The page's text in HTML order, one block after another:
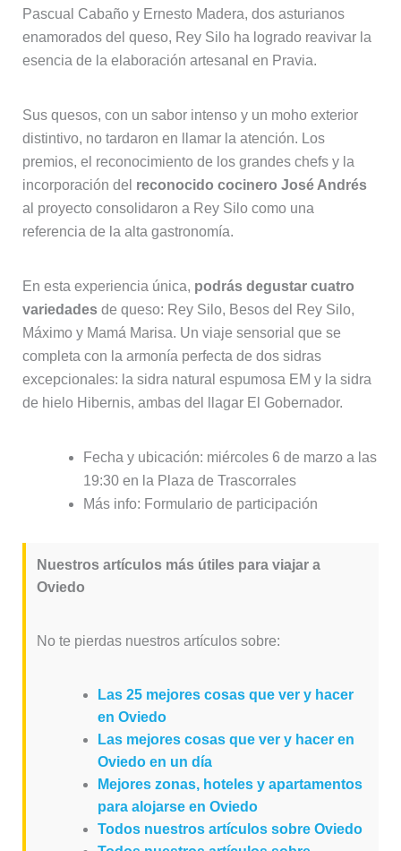
Pascual Cabaño y Ernesto Madera, dos asturianos
enamorados del queso, Rey Silo ha logrado reavivar la
esencia de la elaboración artesanal en Pravia.
Sus quesos, con un sabor intenso y un moho exterior
distintivo, no tardaron en llamar la atención. Los
premios, el reconocimiento de los grandes chefs y la
incorporación del reconocido cocinero José Andrés
al proyecto consolidaron a Rey Silo como una
referencia de la alta gastronomía.
En esta experiencia única, podrás degustar cuatro
variedadesde queso: Rey Silo, Besos del Rey Silo,
Máximo y Mamá Marisa. Un viaje sensorial que se
completa con la armonía perfecta de dos sidras
excepcionales: la sidra natural espumosa EM y la sidra
de hielo Hibernis, ambas del llagar El Gobernador.
Fecha y ubicación: miércoles 6 de marzo a las
19:30 en la Plaza de Trascorrales
Más info: Formulario de participación
Nuestros artículos más útiles para viajar a
Oviedo
No te pierdas nuestros artículos sobre:
Las 25 mejores cosas que ver y hacer
en Oviedo
Las mejores cosas que ver y hacer en
Oviedo en un día
Mejores zonas, hoteles y apartamentos
para alojarse en Oviedo
Todos nuestros artículos sobre Oviedo